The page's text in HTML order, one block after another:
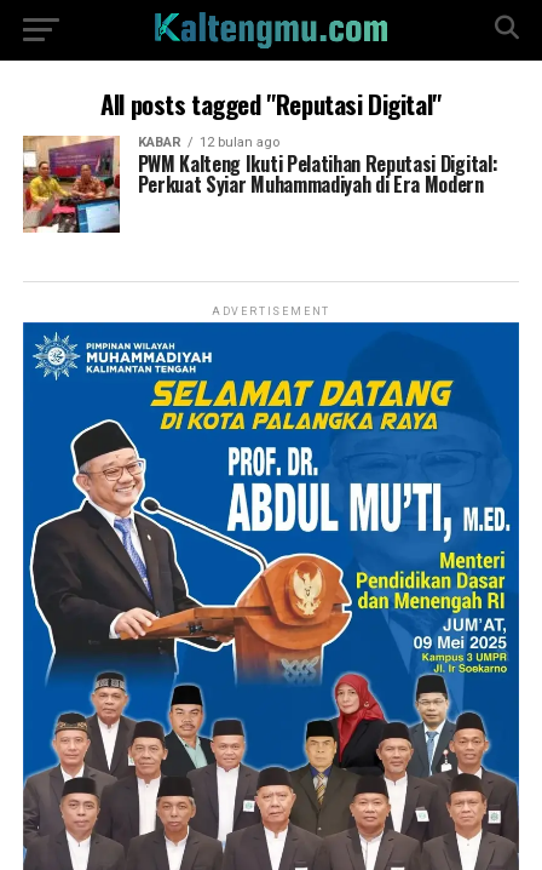
All posts tagged "Reputasi Digital"
KABAR 12 bulan ago
PWM Kalteng Ikuti Pelatihan Reputasi Digital:
Perkuat Syiar Muhammadiyah di Era Modern
ADVERTISEMENT